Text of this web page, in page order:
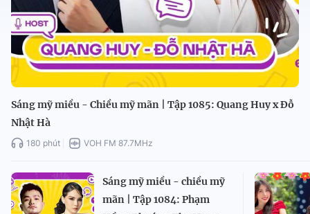
Sáng mỹ miều - Chiều mỹ mãn | Tập 1085: Quang Huy x Đỗ
Nhật Hà
180 phút VOH FM 87.7MHz
Sáng mỹ miều - chiều mỹ
mãn | Tập 1084: Phạm